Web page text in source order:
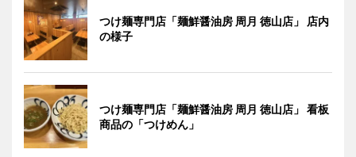
つけ麺専門店「麺鮮醤油房 周月 徳山店」 店内
の様子
つけ麺専門店「麺鮮醤油房 周月 徳山店」 看板
商品の「つけめん」